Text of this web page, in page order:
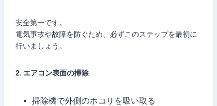
安全第一です。
電気事故や故障を防ぐため、必ずこのステップを最初に
行いましょう。
2. エアコン表面の掃除
掃除機で外側のホコリを吸い取る